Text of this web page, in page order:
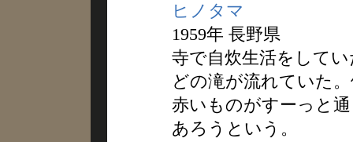
ヒノタマ
1959年 長野県
寺で自炊生活をして
どの滝が流れていた
赤いものがすーっと
あろうという。